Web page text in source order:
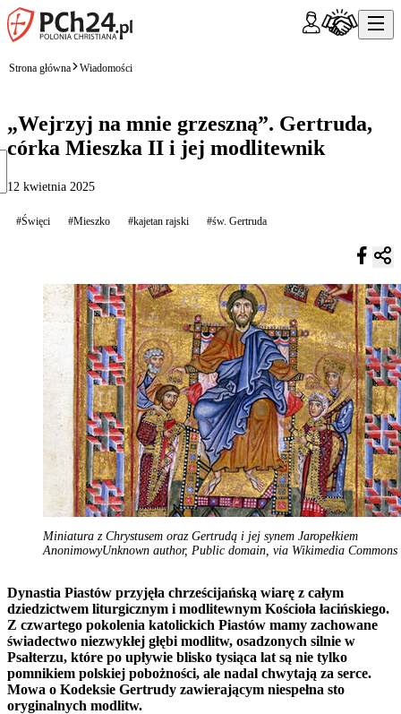
Strona główna Wiadomości
„Wejrzyj na mnie grzeszną”. Gertruda,
córka Mieszka II i jej modlitewnik
12 kwietnia 2025
#Święci #Mieszko #kajetan rajski #św. Gertruda
Miniatura z Chrystusem oraz Gertrudą i jej synem Jaropełkiem
AnonimowyUnknown author, Public domain, via Wikimedia Commons
Dynastia Piastów przyjęła chrześcijańską wiarę z całym
dziedzictwem liturgicznym i modlitewnym Kościoła łacińskiego.
Z czwartego pokolenia katolickich Piastów mamy zachowane
świadectwo niezwykłej głębi modlitw, osadzonych silnie w
Psałterzu, które po upływie blisko tysiąca lat są nie tylko
pomnikiem polskiej pobożności, ale nadal chwytają za serce.
Mowa o Kodeksie Gertrudy zawierającym niespełna sto
oryginalnych modlitw.